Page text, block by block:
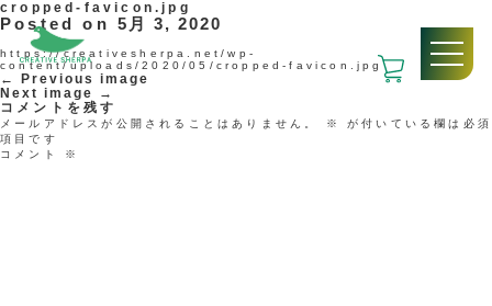
cropped-favicon.jpg
Posted on 5月 3, 2020
https://creativesherpa.net/wp-
content/uploads/2020/05/cropped-favicon.jpg
← Previous image
Next image →
コメントを残す
メールアドレスが公開されることはありません。 ※
が付いている欄は必須
項目です
コメント ※